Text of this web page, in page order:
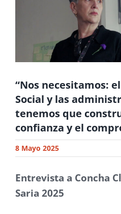
“Nos necesitamos:
Social y las
tenemos que
confianza y el
8 Mayo 2025
Entrevista a Concha
Saria 2025